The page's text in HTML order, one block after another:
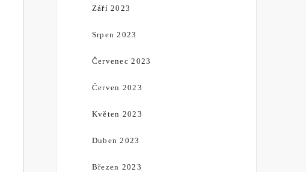
Září 2023
Srpen 2023
Červenec 2023
Červen 2023
Květen 2023
Duben 2023
Březen 2023